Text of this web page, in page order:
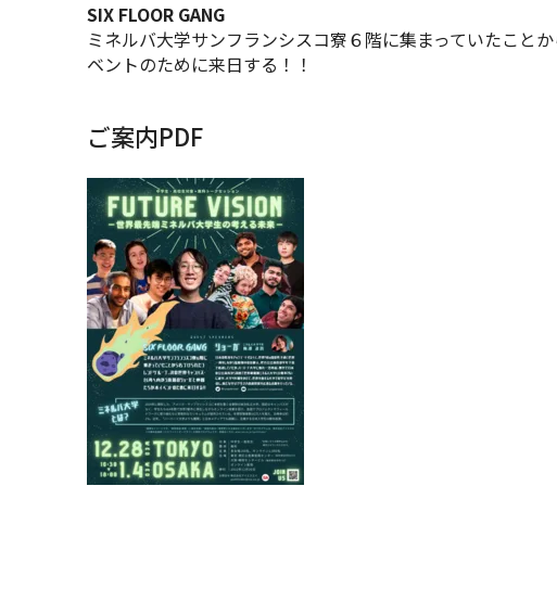
SIX FLOOR GANG
ミネルバ大学サンフランシスコ寮６階に集まっていたこと
ベントのために来日する！！
ご案内PDF